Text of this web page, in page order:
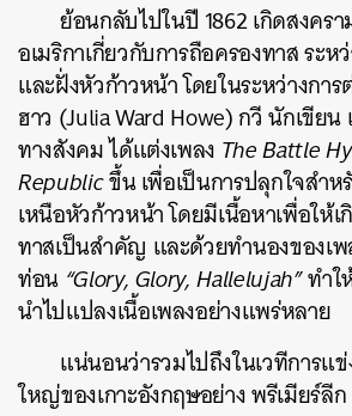
ย้อนกลับไปในปี 1862 เกิดสงครา
อเมริกาเกี่ยวกับการถือครองทาส ระ
และฝั่งหัวก้าวหน้า โดยในระหว่างกา
ฮาว (Julia Ward Howe) กวี นักเขีย
ทางสังคม ได้แต่งเพลง The Battle
Republicขึ้น เพื่อเป็นการปลุกใจสำ
เหนือหัวก้าวหน้า โดยมีเนื้อหาเพื่อให้
ทาสเป็นสำคัญ และด้วยทำนองของเ
ท่อน “Glory, Glory, Hallelujah”ทำใ
นำไปแปลงเนื้อเพลงอย่างแพร่หลาย
แน่นอนว่ารวมไปถึงในเวทีการ
ใหญ่ของเกาะอังกฤษอย่าง พรีเมียร์ลีก